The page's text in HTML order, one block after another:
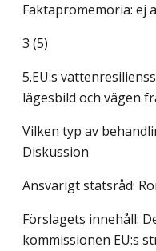
Faktapromemoria: ej
3 (5)
5.EU:s
lägesbild och vägen
Vilken typ av
Diskussion
Ansvarigt statsråd:
Förslagets innehåll:
kommissionen EU:s